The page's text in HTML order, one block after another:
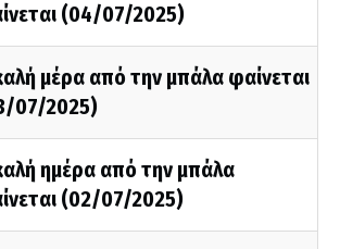
(04/07/2025)
μέρα από την μπάλα φαίνεται
07/2025)
ημέρα από την μπάλα
(02/07/2025)